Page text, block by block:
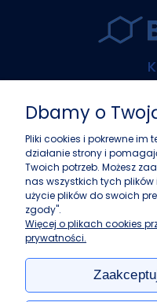
ul.
01-
+48
Dbamy o
Pliki cookies i pokrewne
działanie strony i
Twoich potrzeb. Możesz
nas wszystkich tych
użycie plików do swoich
zgody".
Więcej o plikach cookies
prywatności.